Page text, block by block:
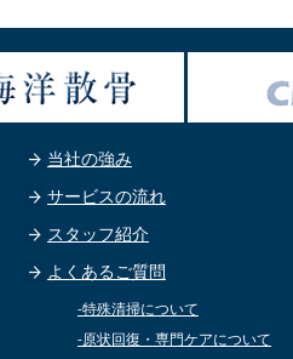
当社の強み
サービスの流れ
スタッフ紹介
よくあるご質問
-特殊清掃について
-原状回復・専門ケアについて